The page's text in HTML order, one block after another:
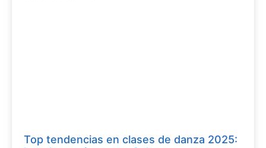
Top tendencias en clases de danza 2025: